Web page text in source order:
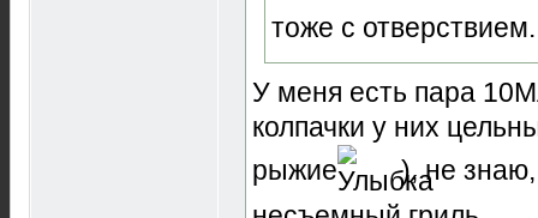
тоже с
У меня есть пара
колпачки у них
рыжие
), не